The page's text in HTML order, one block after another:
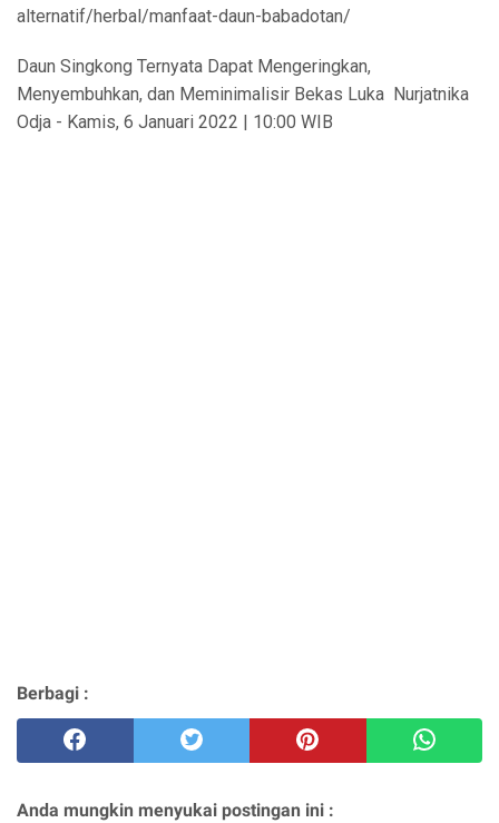
alternatif/herbal/manfaat-daun-babadotan/
Daun Singkong Ternyata Dapat Mengeringkan,
Menyembuhkan, dan Meminimalisir Bekas Luka Nurjatnika
Odja - Kamis, 6 Januari 2022 | 10:00 WIB
Berbagi :
Anda mungkin menyukai postingan ini :